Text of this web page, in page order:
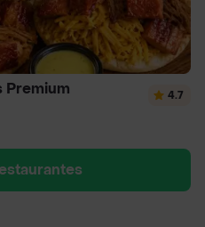
Premium 4.7